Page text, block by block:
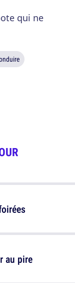
qui ne
au pire